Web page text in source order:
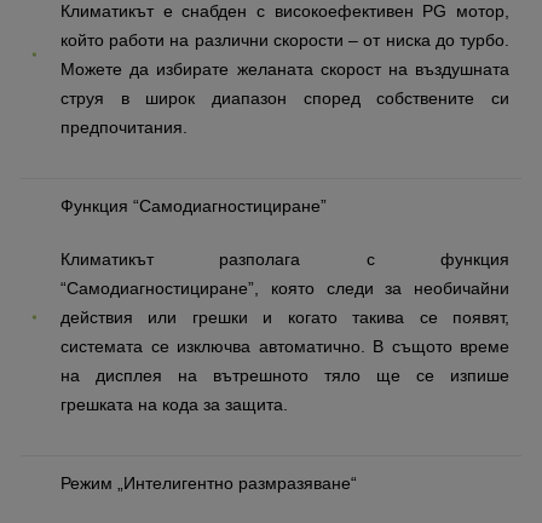
Климатикът е снабден с високоефективен PG мотор,
който работи на различни скорости – от ниска до турбо.
Можете да избирате желаната скорост на въздушната
струя в широк диапазон според собствените си
предпочитания.
Функция “Самодиагностициране”
Климатикът разполага с функция
“Самодиагностициране”, която следи за необичайни
действия или грешки и когато такива се появят,
системата се изключва автоматично. В същото време
на дисплея на вътрешното тяло ще се изпише
грешката на кода за защита.
Режим „Интелигентно размразяване“